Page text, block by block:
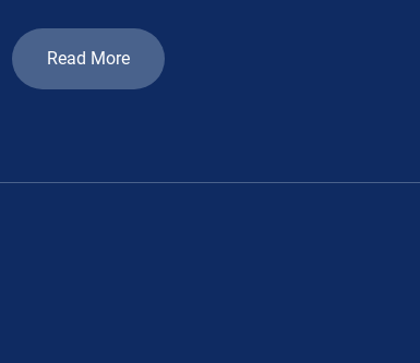
Read More